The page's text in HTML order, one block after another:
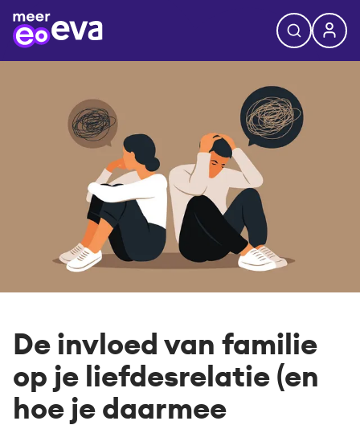
De invloed van familie
op je liefdesrelatie (en
hoe je daarmee